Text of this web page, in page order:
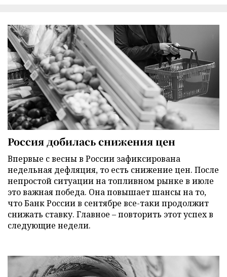
Россия добилась снижения цен
Впервые с весны в России зафиксирована
недельная дефляция, то есть снижение цен. После
непростой ситуации на топливном рынке в июле
это важная победа. Она повышает шансы на то,
что Банк России в сентябре все-таки продолжит
снижать ставку. Главное – повторить этот успех в
следующие недели.